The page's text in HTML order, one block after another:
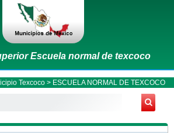
Escuela normal de texcoco
Texcoco> ESCUELA NORMAL DE TEXCOCO